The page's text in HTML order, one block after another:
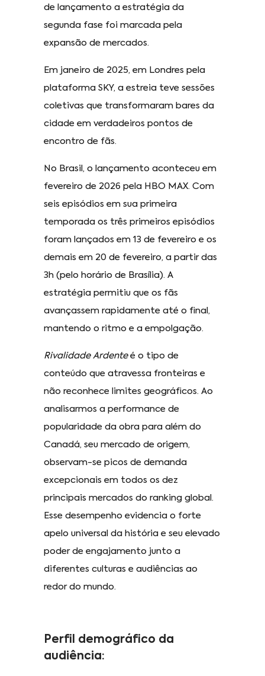
de lançamento a estratégia da
segunda fase foi marcada pela
expansão de mercados.
Em janeiro de 2025, em Londres pela
plataforma SKY, a estreia teve sessões
coletivas que transformaram bares da
cidade em verdadeiros pontos de
encontro de fãs.
No Brasil, o lançamento aconteceu em
fevereiro de 2026 pela HBO MAX. Com
seis episódios em sua primeira
temporada os três primeiros episódios
foram lançados em 13 de fevereiro e os
demais em 20 de fevereiro, a partir das
3h (pelo horário de Brasília). A
estratégia permitiu que os fãs
avançassem rapidamente até o final,
mantendo o ritmo e a empolgação.
Rivalidade Ardenteé o tipo de
conteúdo que atravessa fronteiras e
não reconhece limites geográficos. Ao
analisarmos a performance de
popularidade da obra para além do
Canadá, seu mercado de origem,
observam-se picos de demanda
excepcionais em todos os dez
principais mercados do ranking global.
Esse desempenho evidencia o forte
apelo universal da história e seu elevado
poder de engajamento junto a
diferentes culturas e audiências ao
redor do mundo.
Perfil demográfico da
audiência: